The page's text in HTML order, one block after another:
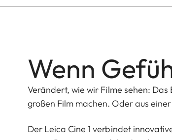
Wenn
Verändert, wie wir Filme sehen:
großen Film machen. Oder aus
Der Leica Cine 1 verbindet